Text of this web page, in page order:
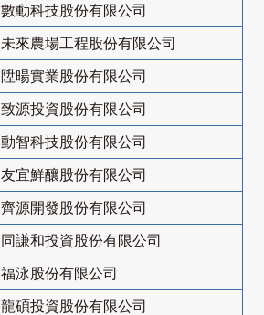
數動科技股份有限公司
未來農場工程股份有限公司
陞暘實業股份有限公司
致源投資股份有限公司
動智科技股份有限公司
友宜鮮釀股份有限公司
齊源開發股份有限公司
同謙和投資股份有限公司
福泳股份有限公司
龍碩投資股份有限公司